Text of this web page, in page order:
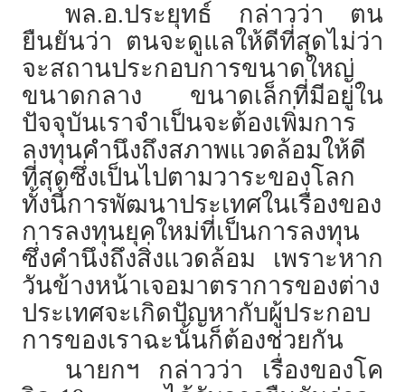
พล.อ.ประยุทธ์ กล่าวว่า ตน
ยืนยันว่า ตนจะดูแลให้ดีที่สุดไม่ว่า
จะสถานประกอบการขนาดใหญ่
ขนาดกลาง ขนาดเล็กที่มีอยู่ใน
ปัจจุบันเราจำเป็นจะต้องเพิ่มการ
ลงทุนคำนึงถึงสภาพแวดล้อมให้ดี
ที่สุดซึ่งเป็นไปตามวาระของโลก
ทั้งนี้การพัฒนาประเทศในเรื่องของ
การลงทุนยุคใหม่ที่เป็นการลงทุน
ซึ่งคำนึงถึงสิ่งแวดล้อม เพราะหาก
วันข้างหน้าเจอมาตราการของต่าง
ประเทศจะเกิดปัญหากับผู้ประกอบ
การของเราฉะนั้นก็ต้องช่วยกัน
นายกฯ กล่าวว่า เรื่องของโค